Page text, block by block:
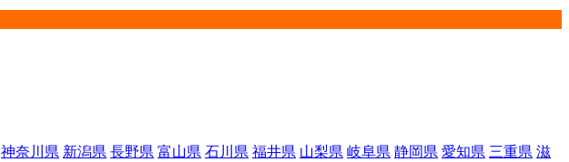
神奈川県 新潟県 長野県 富山県 石川県 福井県 山梨県 岐阜県 静岡県 愛知県 三重県 滋